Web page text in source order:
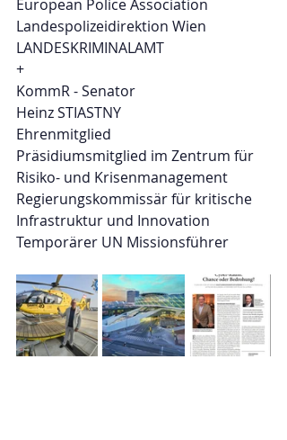
European Police Association
Landespolizeidirektion Wien
LANDESKRIMINALAMT
+
KommR - Senator
Heinz STIASTNY
Ehrenmitglied
Präsidiumsmitglied im Zentrum für
Risiko- und Krisenmanagement
Regierungskommissär für kritische
Infrastruktur und Innovation
Temporärer UN Missionsführer